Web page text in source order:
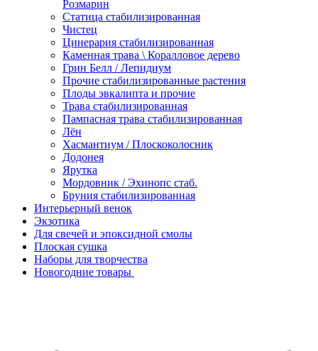
Розмарин
Статица стабилизированная
Чистец
Цинерария стабилизированная
Каменная трава \ Коралловое дерево
Грин Белл / Лепидиум
Прочие стабилизированные растения
Плоды эвкалипта и прочие
Трава стабилизированная
Пампасная трава стабилизированная
Лён
Хасмантиум / Плоскоколосник
Додонея
Ярутка
Мордовник / Эхинопс стаб.
Бруния стабилизированная
Интерьерный венок
Экзотика
Для свечей и эпоксидной смолы
Плоская сушка
Наборы для творчества
Новогодние товары